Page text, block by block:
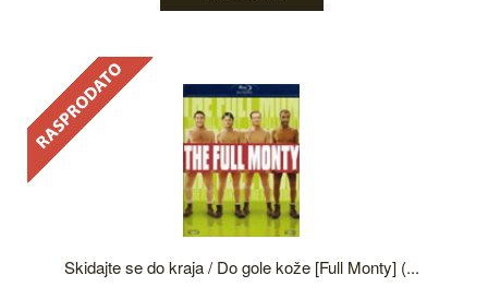
Skidajte se do kraja / Do gole kože [Full Monty] (...